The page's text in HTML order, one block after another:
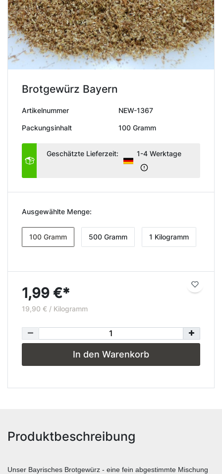
Brotgewürz Bayern
Artikelnummer NEW-1367
Packungsinhalt 100 Gramm
Geschätzte Lieferzeit: 1-4 Werktage
Ausgewählte Menge:
100 Gramm 500 Gramm 1 Kilogramm
1,99 €*
19,90 € / Kilogramm
In den Warenkorb
Produktbeschreibung
Unser Bayrisches Brotgewürz - eine fein abgestimmte Mischung